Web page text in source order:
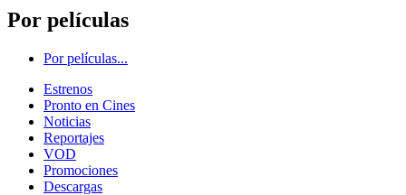
Por películas
Por películas...
Estrenos
Pronto en Cines
Noticias
Reportajes
VOD
Promociones
Descargas